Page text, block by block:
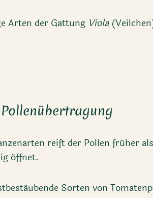
Arten der Gattung Viola
reift der Pollen früher
öffnet.
Sorten von